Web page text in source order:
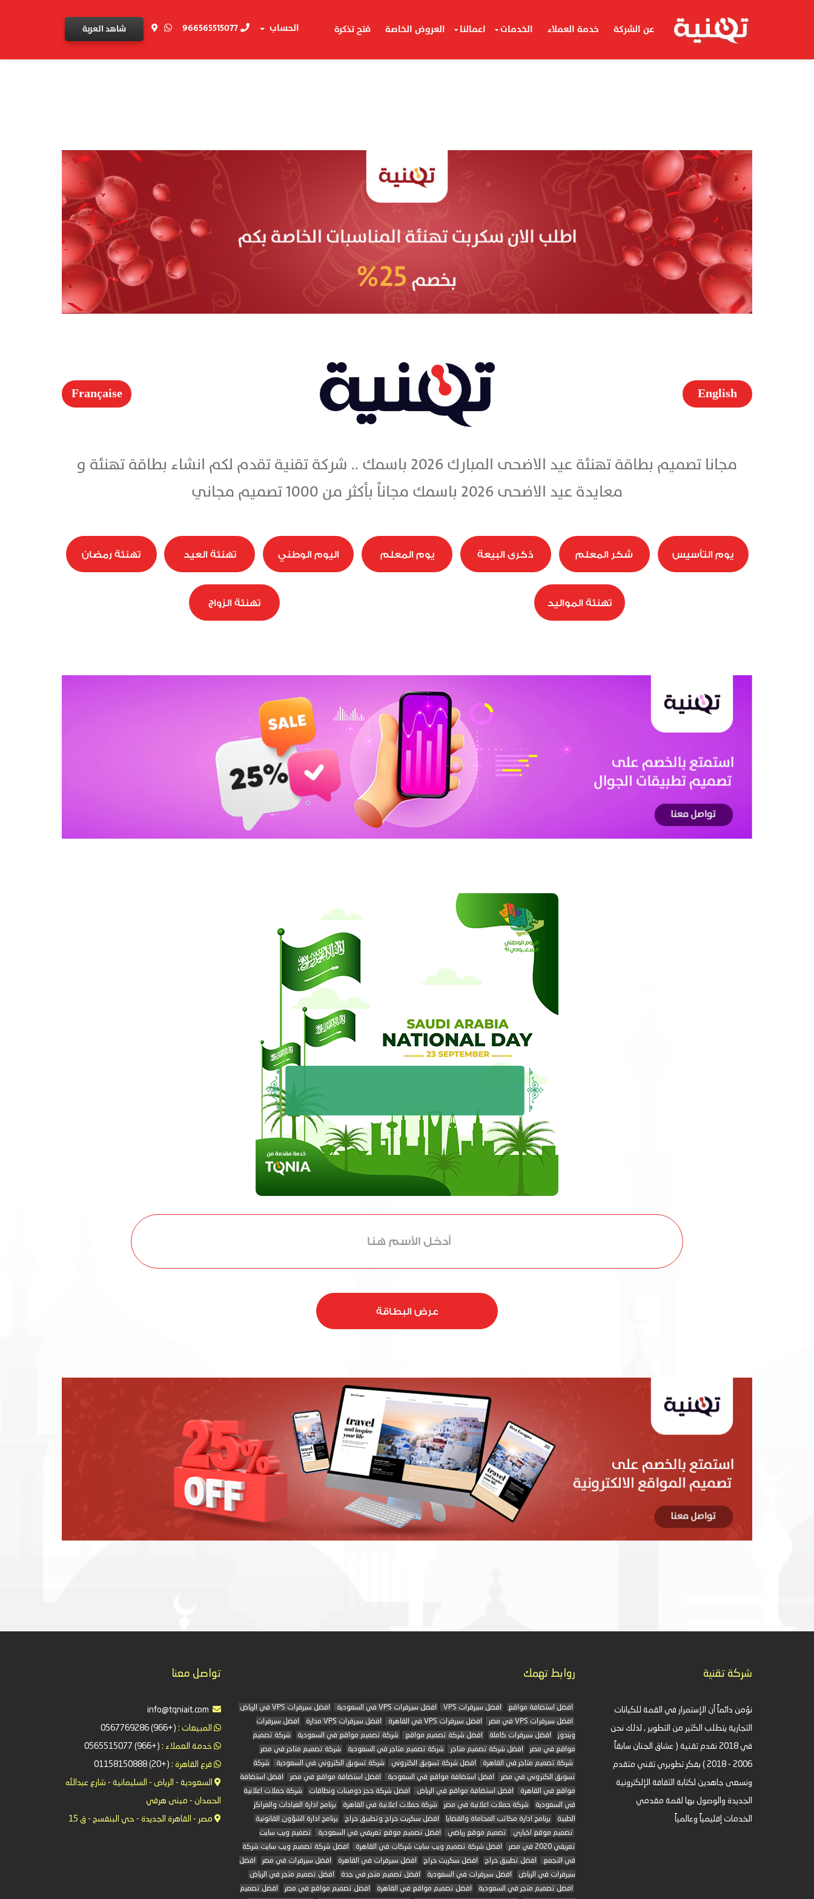
الحساب 966565515077 شاهد العربة عن الشركة خدمة العملاء الخدمات اعمالنا العروض الخاصة فتح تذكرة
English
Française
مجانا تصميم بطاقة تهنئة عيد الاضحى المبارك 2026 باسمك .. شركة تقنية تقدم لكم انشاء بطاقة تهنئة و
معايدة عيد الاضحى 2026 باسمك مجاناً بأكثر من 1000 تصميم مجاني
يوم التأسيس شكر المعلم ذكرى البيعة يوم المعلم اليوم الوطني تهنئة العيد تهنئة رمضان
تهنئة المواليد تهنئة الزواج
شركة تقنية
نؤمن دائماً أن الإستمرار في القمة للكيانات
التجارية يتطلب الكثير من التطوير , لذلك نحن
في 2018 نقدم تقنية ( عشاق الجنان سابقاً
2006 - 2018 ) بفكر تطويري تقني متقدم
ونسعى جاهدين لكتابة الثقافة الإلكترونية
الجديدة والوصول بها لقمة مقدمي
الخدمات إقليمياً وعالمياً
روابط تهمك
افضل استضافة مواقع افضل سيرفرات VPS افضل سيرفرات VPS في السعودية
افضل سيرفرات VPS في الرياض
افضل سيرفرات VPS في مصر
افضل سيرفرات VPS في القاهرة افضل سيرفرات VPS مدارة
افضل سيرفرات
ويندوز
افضل سيرفرات كاملة افضل شركة تصميم مواقع شركة تصميم مواقع في السعودية
شركة تصميم
مواقع في مصر
افضل شركة تصميم متاجر شركة تصميم متاجر في السعودية
شركة تصميم متاجر في مصر
شركة تصميم متاجر في القاهرة
افضل شركة تسويق الكتروني شركة تسويق الكتروني في السعودية
شركة
تسويق الكتروني في مصر
افضل استضافة مواقع في السعودية افضل استضافة مواقع في مصر
افضل استضافة
مواقع في القاهرة
افضل استضافة مواقع في الرياض افضل شركة حجز دومينات ونطاقات
شركة حملات اعلانية
في السعودية
شركة حملات اعلانية في مصر شركة حملات اعلانية في القاهرة
برنامج ادارة العيادات والمراكز
الطبية
برنامج ادارة مكاتب المحاماة والقضايا افضل سكربت حراج وتطبيق حراج
برنامج ادارة الشؤون القانونية
تصميم موقع اخباري
تصميم موقع رياضي افضل تصميم موقع تعريفي في السعودية
تصميم ويب سايت
تعريفي 2020 في مصر
افضل شركة تصميم ويب سايت شركات في القاهرة
افضل شركة تصميم ويب سايت شركة
في التجمع
افضل تطبيق حراج افضل سكربت حراج افضل سيرفرات في القاهرة افضل سيرفرات في مصر
افضل
سيرفرات في الرياض
افضل سيرفرات في السعودية افضل تصميم متجر في جدة
افضل تصميم متجر في الرياض
افضل تصميم متجر في السعودية
افضل تصميم مواقع في القاهرة افضل تصميم مواقع في مصر افضل تصميم
تواصل معنا
المبيعات : (+966) 0567769286
خدمة العملاء : (+966) 0565515077
فرع القاهرة : (+20) 01158150888
السعودية - الرياض - السليمانية - شارع عبدالله
الحمدان - مبنى هرفي
مصر - القاهرة الجديدة - حي البنفسج - ق 15